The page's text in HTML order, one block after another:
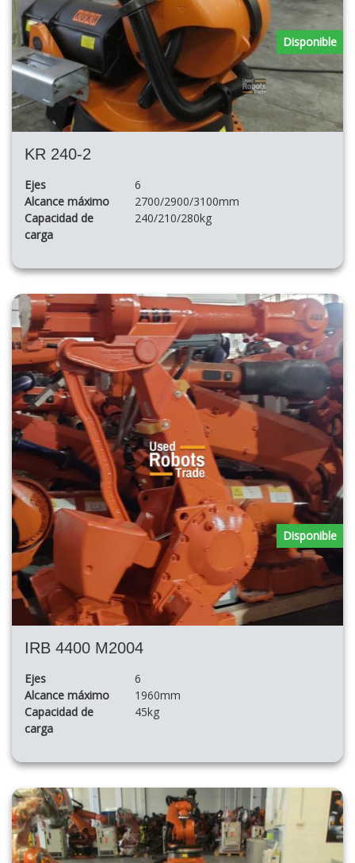
KR 240-2
Ejes
6
Alcance máximo
2700/2900/3100mm
Capacidad de
carga
240/210/280kg
Disponible
IRB 4400 M2004
Ejes
6
Alcance máximo
1960mm
Capacidad de
carga
45kg
Disponible